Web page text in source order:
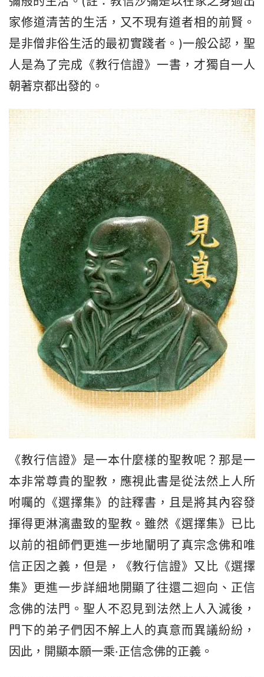
家修道清苦的生活，又不現有道者相的前賢。
是非僧非俗生活的最初實踐者。)一般公認，聖
人是為了完成《教行信證》一書，才獨自一人
朝著京都出發的。
《教行信證》是一本什麼樣的聖教呢？那是一
本非常尊貴的聖教，應視此書是從法然上人所
咐囑的《選擇集》的註釋書，且是將其內容發
揮得更淋漓盡致的聖教。雖然《選擇集》已比
以前的祖師們更進一步地闡明了真宗念佛和唯
信正因之義，但是，《教行信證》又比《選擇
集》更進一步詳細地開顯了往還二迴向、正信
念佛的法門。聖人不忍見到法然上人入滅後，
門下的弟子們因不解上人的真意而異議紛紛，
因此，開顯本願一乘·正信念佛的正義。